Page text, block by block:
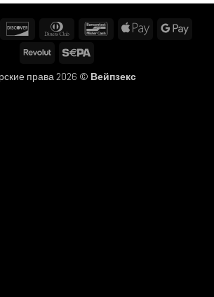
Discover
Dinners
BancontactApple
Revolut
права 2026 © Вейпзекс